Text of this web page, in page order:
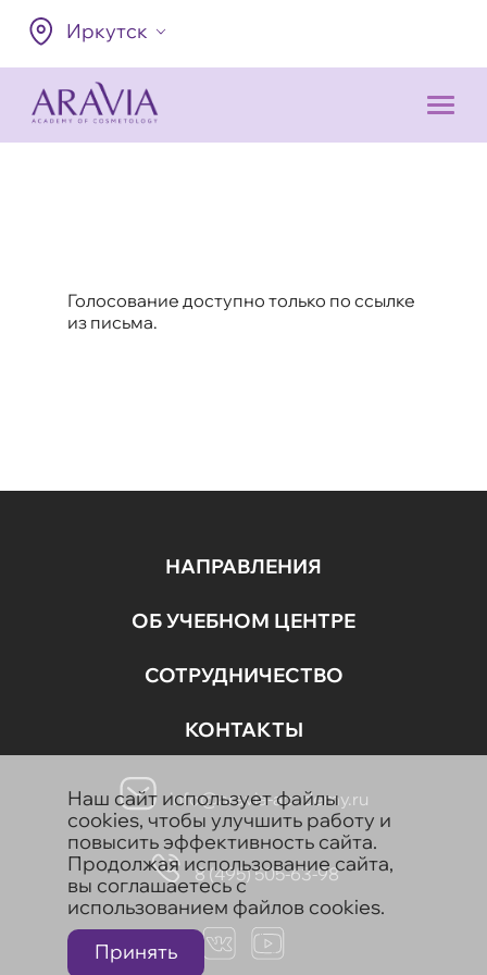
Иркутск
Голосование доступно только по ссылке
из письма.
НАПРАВЛЕНИЯ
ОБ УЧЕБНОМ ЦЕНТРЕ
СОТРУДНИЧЕСТВО
КОНТАКТЫ
info@aravia-academy.ru
8 (495) 505-63-98
Наш сайт использует файлы
cookies, чтобы улучшить работу и
повысить эффективность сайта.
Продолжая использование сайта,
вы соглашаетесь с
использованием файлов cookies.
Принять